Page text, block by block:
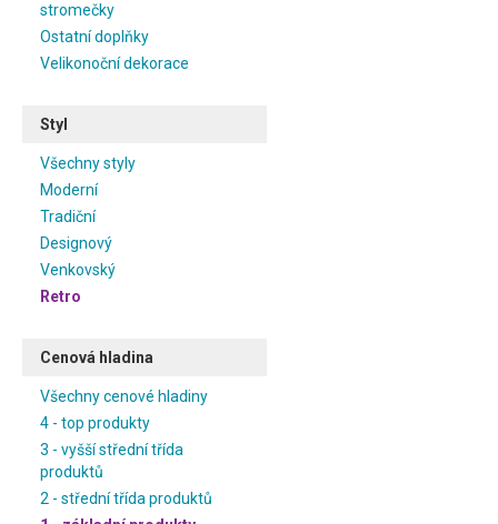
stromečky
Ostatní doplňky
Velikonoční dekorace
Styl
Všechny styly
Moderní
Tradiční
Designový
Venkovský
Retro
Cenová hladina
Všechny cenové hladiny
4 - top produkty
3 - vyšší střední třída
produktů
2 - střední třída produktů